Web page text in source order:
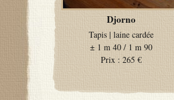
Djorno
Tapis | laine cardée
± 1 m 40 / 1 m 90
Prix : 265 €